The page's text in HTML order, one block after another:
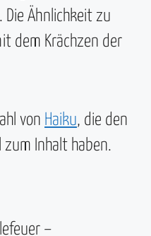
Ähnlichkeit zu
dem Krächzen der
von Haiku, die den
zum Inhalt haben.
–